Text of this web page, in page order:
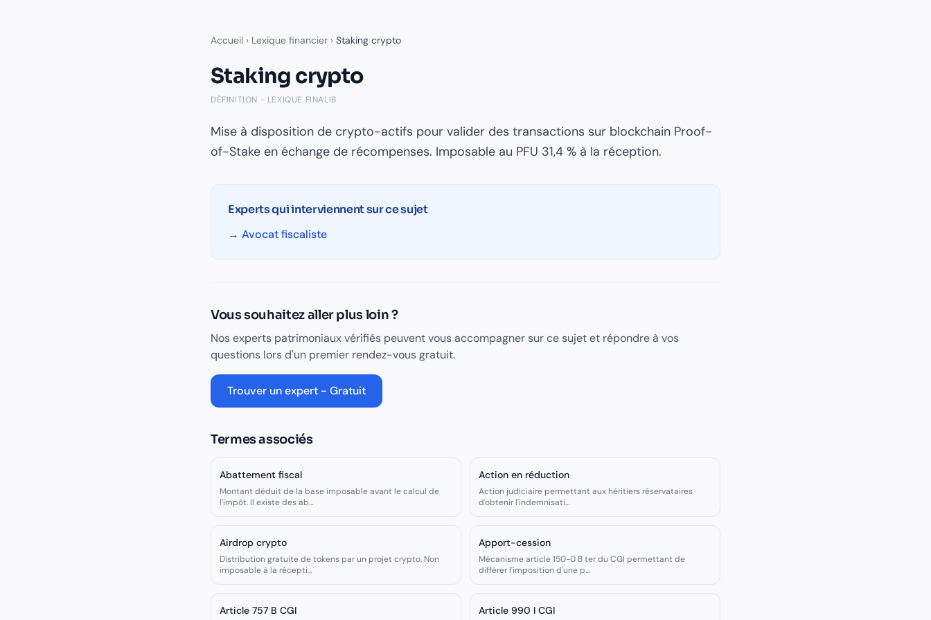
Accueil › Lexique financier › Staking crypto
Staking crypto
DÉFINITION - LEXIQUE FINALIB
Mise à disposition de crypto-actifs pour valider des transactions sur blockchain Proof-
of-Stake en échange de récompenses. Imposable au PFU 31,4 % à la réception.
Experts qui interviennent sur ce sujet
→ Avocat fiscaliste
Vous souhaitez aller plus loin ?
Nos experts patrimoniaux vérifiés peuvent vous accompagner sur ce sujet et répondre à vos
questions lors d'un premier rendez-vous gratuit.
Trouver un expert - Gratuit
Termes associés
Abattement fiscal
Montant déduit de la base imposable avant le calcul de
l'impôt. Il existe des ab…
Action en réduction
Action judiciaire permettant aux héritiers réservataires
d'obtenir l'indemnisati…
Airdrop crypto
Distribution gratuite de tokens par un projet crypto. Non
imposable à la récepti…
Apport-cession
Mécanisme article 150-0 B ter du CGI permettant de
différer l'imposition d'une p…
Article 757 B CGI Article 990 I CGI